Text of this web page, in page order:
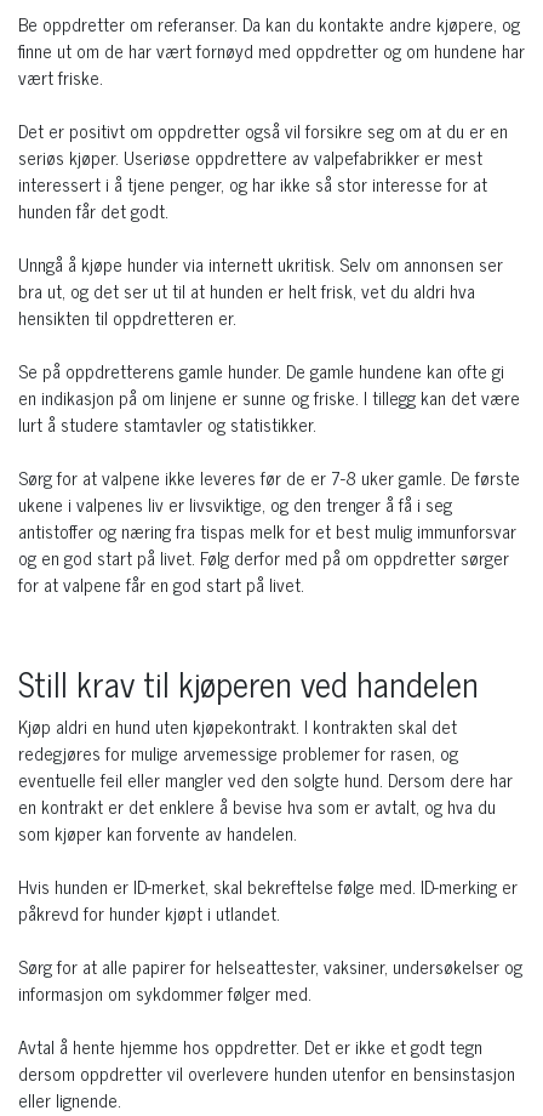
Be oppdretter om referanser. Da kan du kontakte andre kjøpere, og
finne ut om de har vært fornøyd med oppdretter og om hundene har
vært friske.
Det er positivt om oppdretter også vil forsikre seg om at du er en
seriøs kjøper. Useriøse oppdrettere av valpefabrikker er mest
interessert i å tjene penger, og har ikke så stor interesse for at
hunden får det godt.
Unngå å kjøpe hunder via internett ukritisk. Selv om annonsen ser
bra ut, og det ser ut til at hunden er helt frisk, vet du aldri hva
hensikten til oppdretteren er.
Se på oppdretterens gamle hunder. De gamle hundene kan ofte gi
en indikasjon på om linjene er sunne og friske. I tillegg kan det være
lurt å studere stamtavler og statistikker.
Sørg for at valpene ikke leveres før de er 7-8 uker gamle. De første
ukene i valpenes liv er livsviktige, og den trenger å få i seg
antistoffer og næring fra tispas melk for et best mulig immunforsvar
og en god start på livet. Følg derfor med på om oppdretter sørger
for at valpene får en god start på livet.
Still krav til kjøperen ved handelen
Kjøp aldri en hund uten kjøpekontrakt. I kontrakten skal det
redegjøres for mulige arvemessige problemer for rasen, og
eventuelle feil eller mangler ved den solgte hund. Dersom dere har
en kontrakt er det enklere å bevise hva som er avtalt, og hva du
som kjøper kan forvente av handelen.
Hvis hunden er ID-merket, skal bekreftelse følge med. ID-merking er
påkrevd for hunder kjøpt i utlandet.
Sørg for at alle papirer for helseattester, vaksiner, undersøkelser og
informasjon om sykdommer følger med.
Avtal å hente hjemme hos oppdretter. Det er ikke et godt tegn
dersom oppdretter vil overlevere hunden utenfor en bensinstasjon
eller lignende.